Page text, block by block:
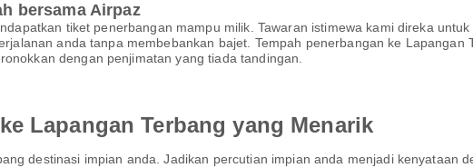
bersama Airpaz
tiket penerbangan mampu milik. Tawaran istimewa kami direka
anda tanpa membebankan bajet. Tempah penerbangan ke Lapangan
dengan penjimatan yang tiada tandingan.
Lapangan Terbang yang Menarik
destinasi impian anda. Jadikan percutian impian anda menjadi kenyataan